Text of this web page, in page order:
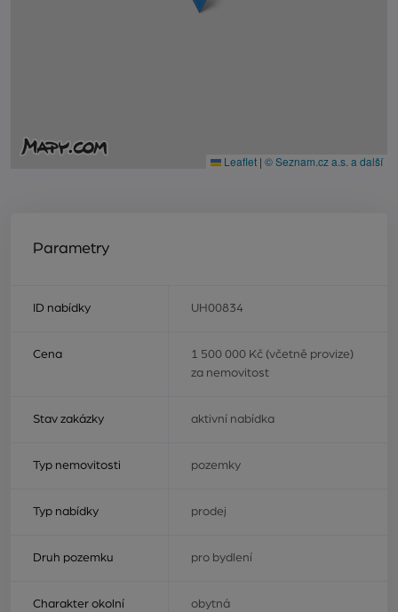
Leaflet | © Seznam.cz a.s. a další
Parametry
ID nabídky UH00834
Cena
1 500 000 Kč (včetně provize)
za nemovitost
Stav zakázky aktivní nabídka
Typ nemovitosti pozemky
Typ nabídky prodej
Druh pozemku pro bydlení
Charakter okolní
obytná